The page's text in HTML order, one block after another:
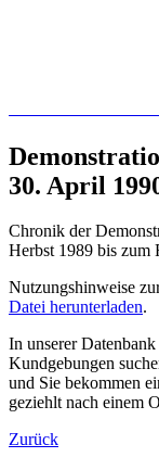
30. April
Chronik der
Herbst 1989 bis zum
Nutzungshinweise
Datei herunterladen.
In unserer
Kundgebungen
und Sie bekommen
geziehlt nach einem
Zurück